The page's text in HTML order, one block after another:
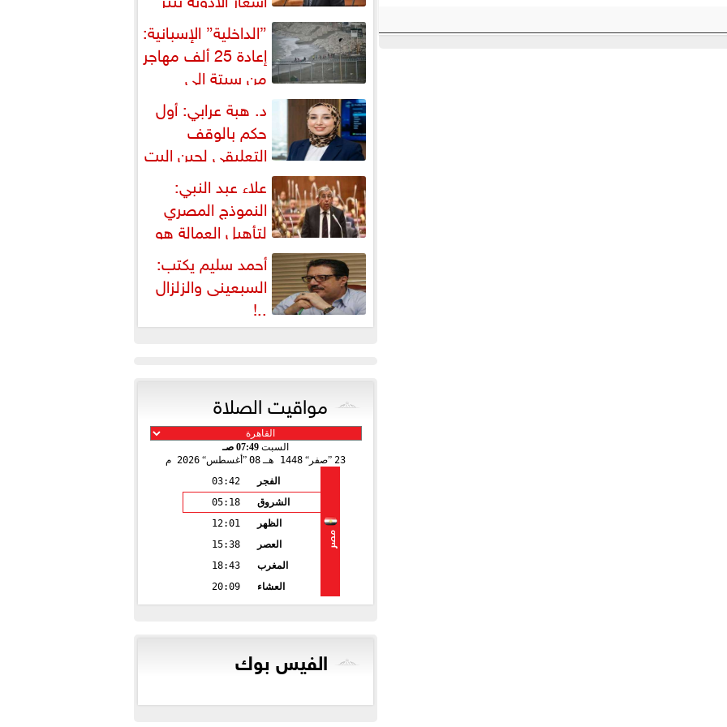
إشكالية دستورية ويهدد حق
المواطن...
”الداخلية” الإسبانية:
إعادة 25 ألف مهاجر
من سبتة إلى
المغرب... وارتفاع حصيلة...
د. هبة عرابي: أول
حكم بالوقف
التعليقي لحين البت
في الطعن على... علاء عبد النبي:
النموذج المصري
لتأهيل العمالة هو
البديل العملي والأمثل لأزمات...
أحمد سليم يكتب:
السبعينى والزلزال
..!
مواقيت الصلاة
السبت 07:49 صـ
23 صفر 1448 هـ 08 أغسطس 2026 م
مصر
الفجر
03:42
الشروق
05:18
الظهر
12:01
العصر
15:38
المغرب
18:43
العشاء
20:09
الفيس بوك